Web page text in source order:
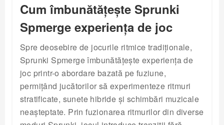
Cum îmbunătățește Sprunki
Spmerge experiența de joc
Spre deosebire de jocurile ritmice tradiționale,
Sprunki Spmerge îmbunătățește experiența de
joc printr-o abordare bazată pe fuziune,
permițând jucătorilor să experimenteze ritmuri
stratificate, sunete hibride și schimbări muzicale
neașteptate. Prin fuzionarea ritmurilor din diverse